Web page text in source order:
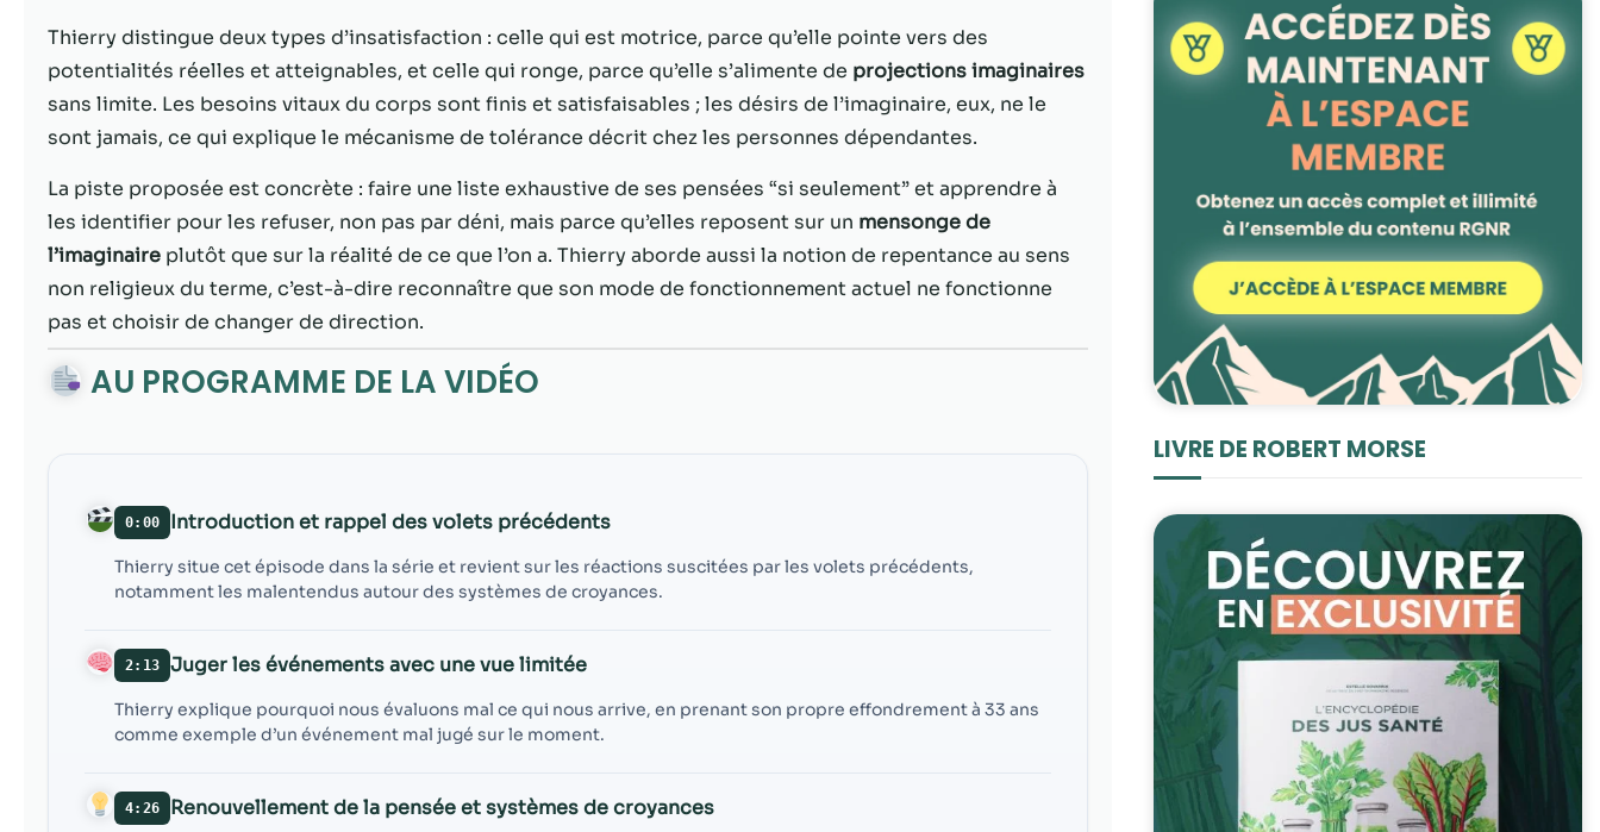
Thierry distingue deux types d’insatisfaction : celle qui est motrice, parce qu’elle pointe vers des
potentialités réelles et atteignables, et celle qui ronge, parce qu’elle s’alimente de projections imaginaires
sans limite. Les besoins vitaux du corps sont finis et satisfaisables ; les désirs de l’imaginaire, eux, ne le
sont jamais, ce qui explique le mécanisme de tolérance décrit chez les personnes dépendantes.
La piste proposée est concrète : faire une liste exhaustive de ses pensées “si seulement” et apprendre à
les identifier pour les refuser, non pas par déni, mais parce qu’elles reposent sur un mensonge de
l’imaginaire plutôt que sur la réalité de ce que l’on a. Thierry aborde aussi la notion de repentance au sens
non religieux du terme, c’est-à-dire reconnaître que son mode de fonctionnement actuel ne fonctionne
pas et choisir de changer de direction.
AU PROGRAMME DE LA VIDÉO
0:00 Introduction et rappel des volets précédents
Thierry situe cet épisode dans la série et revient sur les réactions suscitées par les volets précédents,
notamment les malentendus autour des systèmes de croyances.
2:13 Juger les événements avec une vue limitée
Thierry explique pourquoi nous évaluons mal ce qui nous arrive, en prenant son propre effondrement à 33 ans
comme exemple d’un événement mal jugé sur le moment.
4:26 Renouvellement de la pensée et systèmes de croyances
LIVRE DE ROBERT MORSE
aussi bien que
possible lors
de votre visite.
Si vous refusez
ces cookies,
certaines
disparaîtront
du site Web.
voir du
contenu et des